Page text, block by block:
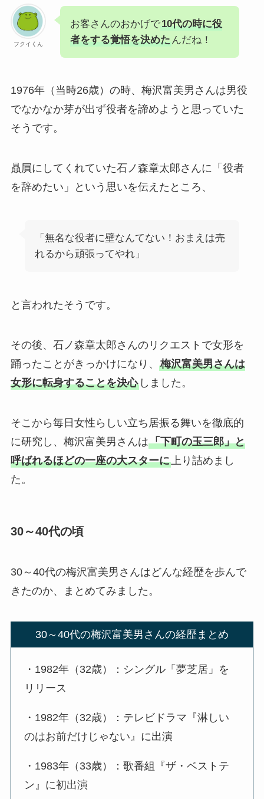
フクイくん
お客さんのおかげで10代の時に役
者をする覚悟を決めた んだね！
1976年（当時26歳）の時、梅沢富美男さんは男役
でなかなか芽が出ず役者を諦めようと思っていた
そうです。
贔屓にしてくれていた石ノ森章太郎さんに「役者
を辞めたい」という思いを伝えたところ、
「無名な役者に壁なんてない！おまえは売
れるから頑張ってやれ」
と言われたそうです。
その後、石ノ森章太郎さんのリクエストで女形を
踊ったことがきっかけになり、 梅沢富美男さんは
女形に転身することを決心しました。
そこから毎日女性らしい立ち居振る舞いを徹底的
に研究し、梅沢富美男さんは「下町の玉三郎」と
呼ばれるほどの一座の大スターに上り詰めまし
た。
30～40代の頃
30～40代の梅沢富美男さんはどんな経歴を歩んで
きたのか、まとめてみました。
30～40代の梅沢富美男さんの経歴まとめ
・1982年（32歳）：シングル「夢芝居」を
リリース
・1982年（32歳）：テレビドラマ『淋しい
のはお前だけじゃない』に出演
・1983年（33歳）：歌番組『ザ・ベストテ
ン』に初出演